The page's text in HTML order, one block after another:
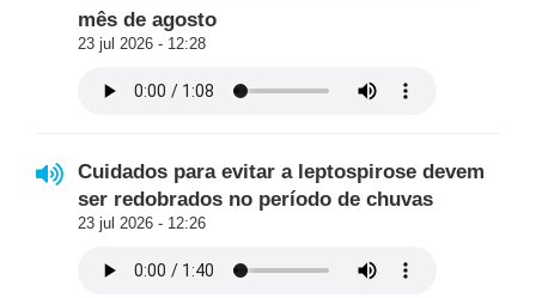
mês de agosto
23 jul 2026 - 12:28
Cuidados para evitar a leptospirose devem
ser redobrados no período de chuvas
23 jul 2026 - 12:26